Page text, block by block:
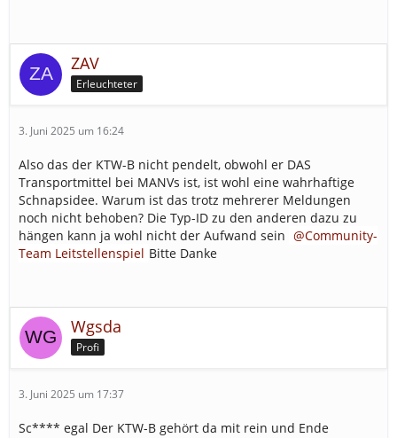
ZAV
Erleuchteter
3. Juni 2025 um 16:24
Also das der KTW-B nicht pendelt, obwohl er DAS
Transportmittel bei MANVs ist, ist wohl eine wahrhaftige
Schnapsidee. Warum ist das trotz mehrerer Meldungen
noch nicht behoben? Die Typ-ID zu den anderen dazu zu
hängen kann ja wohl nicht der Aufwand sein
Community-
Team Leitstellenspiel Bitte Danke
Wgsda
Profi
3. Juni 2025 um 17:37
Sc**** egal Der KTW-B gehört da mit rein und Ende